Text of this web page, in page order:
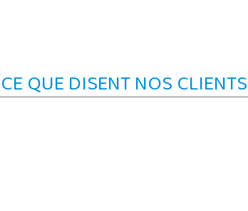
CE QUE DISENT NOS CLIENTS